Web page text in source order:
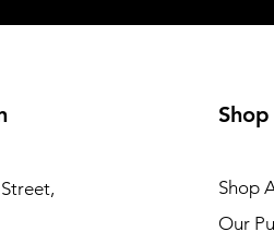
Shop
Shop
Our